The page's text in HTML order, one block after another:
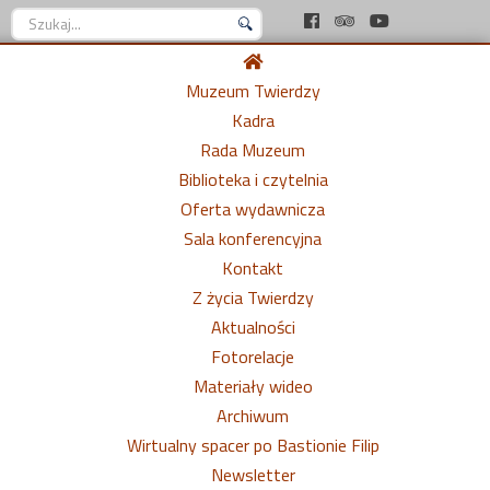
Szukaj...
Muzeum Twierdzy
Kadra
Rada Muzeum
Biblioteka i czytelnia
Oferta wydawnicza
Sala konferencyjna
Kontakt
Z życia Twierdzy
Aktualności
Fotorelacje
Materiały wideo
Archiwum
Wirtualny spacer po Bastionie Filip
Newsletter